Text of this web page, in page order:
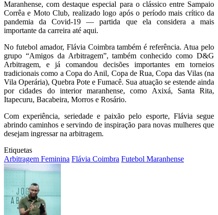
Maranhense, com destaque especial para o clássico entre Sampaio
Corrêa e Moto Club, realizado logo após o período mais crítico da
pandemia da Covid-19 — partida que ela considera a mais
importante da carreira até aqui.
No futebol amador, Flávia Coimbra também é referência. Atua pelo
grupo “Amigos da Arbitragem”, também conhecido como D&G
Arbitragem, e já comandou decisões importantes em torneios
tradicionais como a Copa do Anil, Copa de Rua, Copa das Vilas (na
Vila Operária), Quebra Pote e Fumacê. Sua atuação se estende ainda
por cidades do interior maranhense, como Axixá, Santa Rita,
Itapecuru, Bacabeira, Morros e Rosário.
Com experiência, seriedade e paixão pelo esporte, Flávia segue
abrindo caminhos e servindo de inspiração para novas mulheres que
desejam ingressar na arbitragem.
Etiquetas
Arbitragem Feminina Flávia Coimbra Futebol Maranhense